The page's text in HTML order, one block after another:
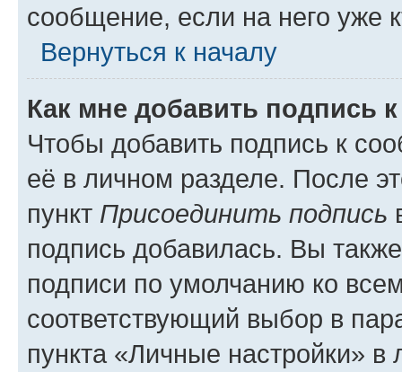
сообщение, если на него уже
Вернуться к началу
Как мне добавить подпись
Чтобы добавить подпись к
её в личном разделе. После
пункт Присоединить подпись
подпись добавилась. Вы
подписи по умолчанию ко
соответствующий выбор в
пункта «Личные настройки»